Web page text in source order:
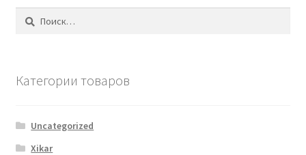
Найти:
Категории товаров
Uncategorized
Xikar